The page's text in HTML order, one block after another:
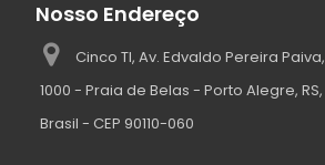
Nosso Endereço
Cinco TI, Av. Edvaldo Pereira Paiva,
1000 - Praia de Belas - Porto Alegre, RS,
Brasil - CEP 90110-060